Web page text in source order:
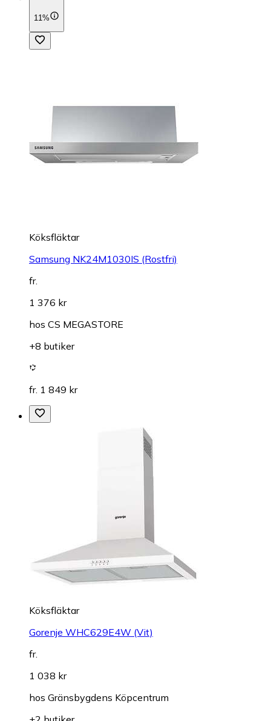
11%
Köksfläktar
Samsung NK24M1030IS (Rostfri)
fr.
1 376 kr
hos CS MEGASTORE
+8 butiker
fr. 1 849 kr
Köksfläktar
Gorenje WHC629E4W (Vit)
fr.
1 038 kr
hos Gränsbygdens Köpcentrum